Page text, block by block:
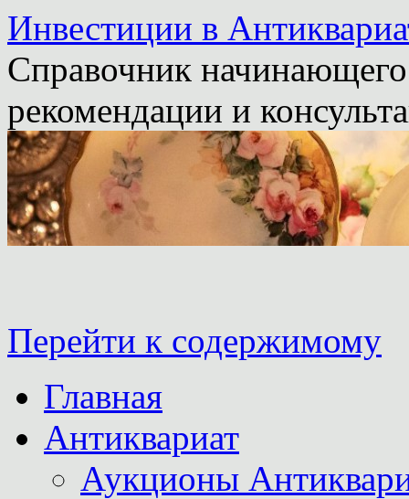
Инвестиции в
Справочник
рекомендации и
Перейти к содержимому
Главная
Антиквариат
Аукционы